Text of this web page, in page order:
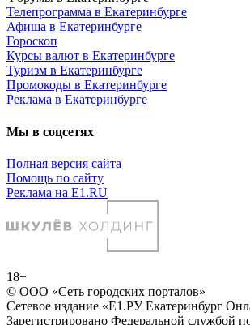
Телепрограмма в Екатеринбурге
Афиша в Екатеринбурге
Гороскоп
Курсы валют в Екатеринбурге
Туризм в Екатеринбурге
Промокоды в Екатеринбурге
Реклама в Екатеринбурге
Мы в соцсетях
Полная версия сайта
Помощь по сайту
Реклама на E1.RU
18+
© ООО «Сеть городских порталов»
Сетевое издание «Е1.РУ Екатеринбург
Зарегистрировано Федеральной службой